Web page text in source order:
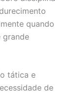
quando
grande
tática e
de